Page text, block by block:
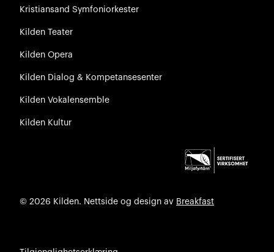
Kristiansand Symfoniorkester
Kilden Teater
Kilden Opera
Kilden Dialog & Kompetansesenter
Kilden Vokalensemble
Kilden Kultur
© 2026 Kilden. Nettside og design av Breakfast